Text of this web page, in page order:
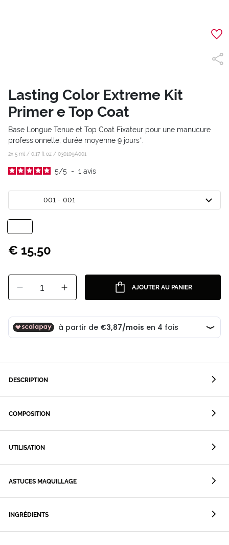
Lasting Color Extreme Kit
Primer e Top Coat
Base Longue Tenue et Top Coat Fixateur pour une manucure
professionnelle, durée moyenne 9 jours*.
2x 5 ml / 0.17 fl oz / 030109A001
5/5 - 1 avis
001 - 001
€ 15,50
1 AJOUTER AU PANIER
DESCRIPTION
COMPOSITION
UTILISATION
ASTUCES MAQUILLAGE
INGRÉDIENTS